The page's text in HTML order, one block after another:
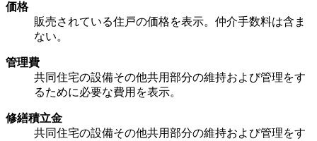
価格
販売されている住戸の価格を表示。仲介手数料は含ま
ない。
管理費
共同住宅の設備その他共用部分の維持および管理をす
るために必要な費用を表示。
修繕積立金
共同住宅の設備その他共用部分の維持および管理をす